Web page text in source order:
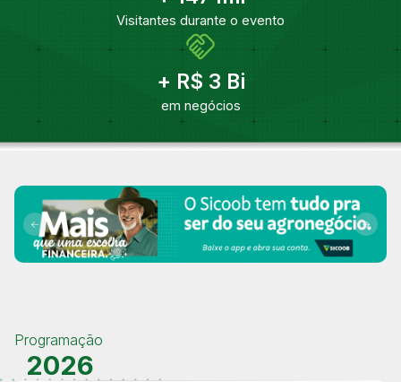
Visitantes durante o evento
+ R$ 3 Bi
em negócios
Programação
2026